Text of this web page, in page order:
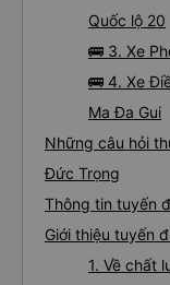
Quốc lộ 20
🚌 3. Xe
🚌 4. Xe
Ma Đa Gui
Những câu hỏi
Đức Trọng
Thông tin tuyến
Giới thiệu tuyến
1. Về chất